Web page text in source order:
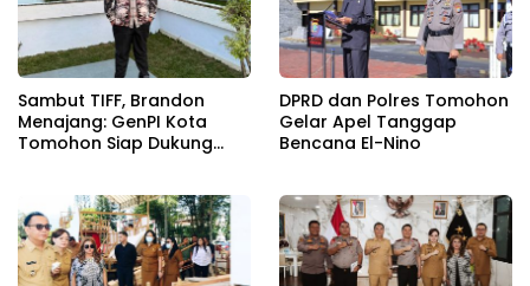
Sambut TIFF, Brandon
Menajang: ​GenPI Kota
Tomohon Siap Dukung
DPRD dan Polres Tomohon
Gelar Apel Tanggap
Bencana El-Nino